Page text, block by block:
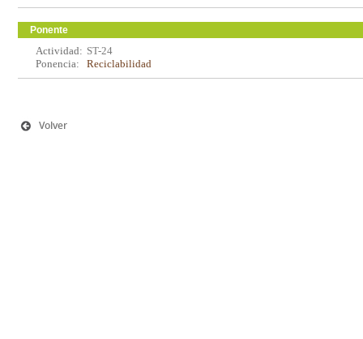
Ponente
Actividad: ST-24
Ponencia:
Reciclabilidad
Volver